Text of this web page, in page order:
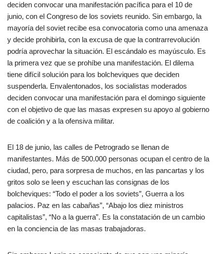
deciden convocar una manifestación pacífica para el 10 de
junio, con el Congreso de los soviets reunido. Sin embargo, la
mayoría del soviet recibe esa convocatoria como una amenaza
y decide prohibirla, con la excusa de que la contrarrevolución
podría aprovechar la situación. El escándalo es mayúsculo. Es
la primera vez que se prohíbe una manifestación. El dilema
tiene difícil solución para los bolcheviques que deciden
suspenderla. Envalentonados, los socialistas moderados
deciden convocar una manifestación para el domingo siguiente
con el objetivo de que las masas expresen su apoyo al gobierno
de coalición y a la ofensiva militar.
El 18 de junio, las calles de Petrogrado se llenan de
manifestantes. Más de 500.000 personas ocupan el centro de la
ciudad, pero, para sorpresa de muchos, en las pancartas y los
gritos solo se leen y escuchan las consignas de los
bolcheviques: “Todo el poder a los soviets”, Guerra a los
palacios. Paz en las cabañas”, “Abajo los diez ministros
capitalistas”, “No a la guerra”. Es la constatación de un cambio
en la conciencia de las masas trabajadoras.